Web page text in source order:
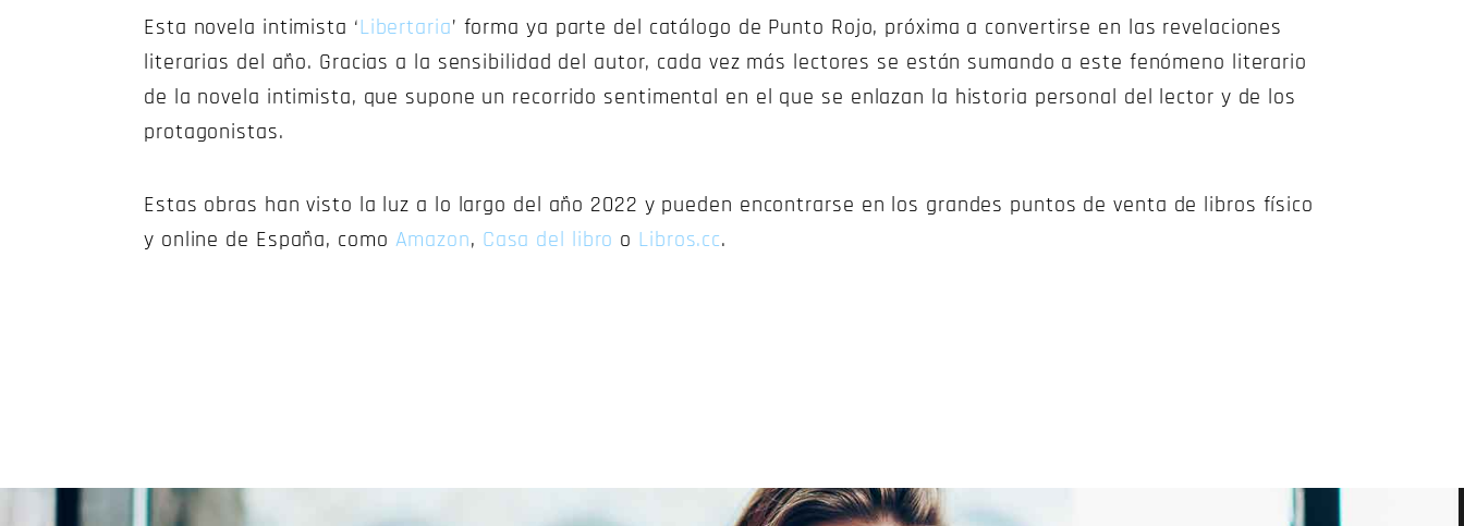
Esta novela intimista ‘Libertaria’ forma ya parte del catálogo de Punto Rojo, próxima a convertirse en las revelaciones
literarias del año. Gracias a la sensibilidad del autor, cada vez más lectores se están sumando a este fenómeno literario
de la novela intimista, que supone un recorrido sentimental en el que se enlazan la historia personal del lector y de los
protagonistas.
Estas obras han visto la luz a lo largo del año 2022 y pueden encontrarse en los grandes puntos de venta de libros físico
y online de España, como Amazon, Casa del libro o Libros.cc.